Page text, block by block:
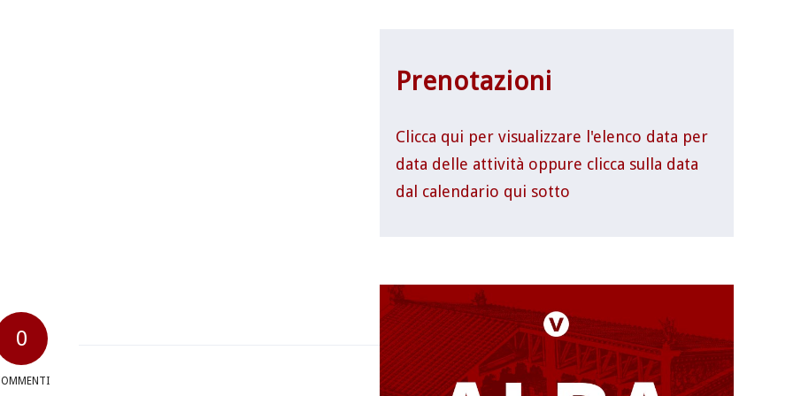
0
Prenotazioni
Clicca qui per visualizzare l'elenco data per
data delle attività oppure clicca sulla data
dal calendario qui sotto